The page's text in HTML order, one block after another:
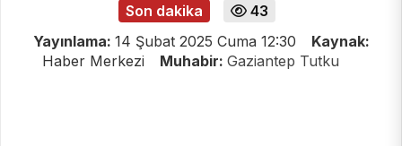
Son dakika
43
Yayınlama: 14 Şubat 2025 Cuma 12:30
Kaynak:
Haber Merkezi
Muhabir: Gaziantep Tutku